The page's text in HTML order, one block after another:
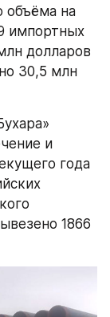
объёма на
импортных
долларов
30,5 млн
и
года
1866